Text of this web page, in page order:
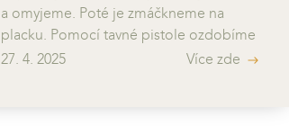
a omyjeme. Poté je zmáčkneme na
placku. Pomocí tavné pistole ozdobíme
korálkami, perličkami apod. Na každou
27. 4. 2025 Více zde